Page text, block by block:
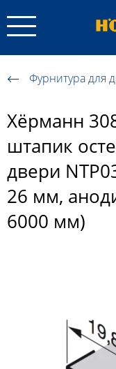
Фурнитура для
Хёрманн
штапик
двери
26 мм,
6000 мм)